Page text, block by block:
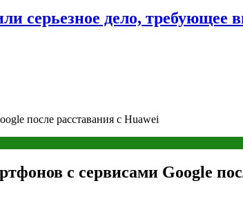
серьезное дело, требующее
после расставания с Huawei
с сервисами Google